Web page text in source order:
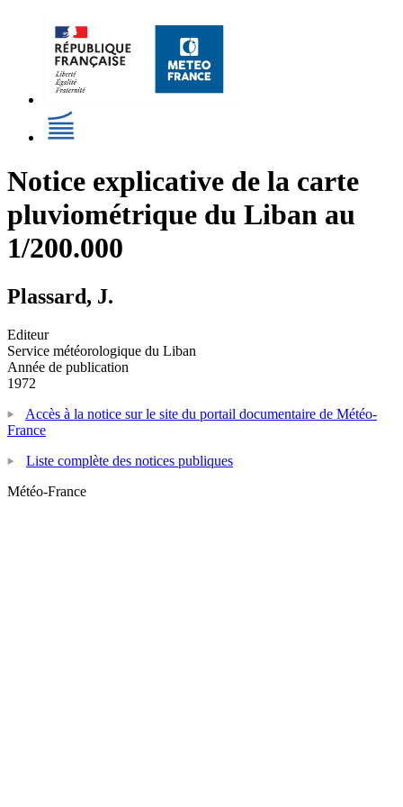
Notice explicative de la carte
pluviométrique du Liban au
1/200.000
Plassard, J.
Editeur
Service météorologique du Liban
Année de publication
1972
Accès à la notice sur le site du portail documentaire de Météo-
France
Liste complète des notices publiques
Météo-France